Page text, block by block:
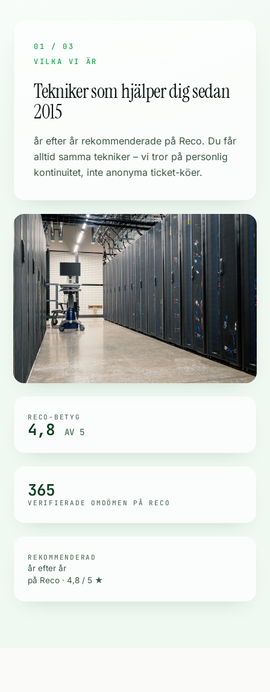
01 / 03
VILKA VI ÄR
Tekniker som hjälper dig sedan
2015
år efter år rekommenderade på Reco. Du får
alltid samma tekniker – vi tror på personlig
kontinuitet, inte anonyma ticket-köer.
RECO-BETYG
4,8 AV 5
365
VERIFIERADE OMDÖMEN PÅ RECO
REKOMMENDERAD
år efter år
på Reco · 4,8 / 5 ★